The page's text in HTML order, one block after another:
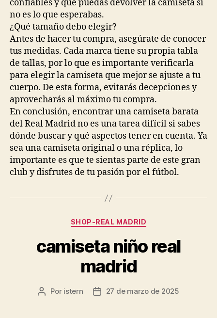
confiables y que puedas devolver la camiseta si
no es lo que esperabas.
¿Qué tamaño debo elegir?
Antes de hacer tu compra, asegúrate de conocer
tus medidas. Cada marca tiene su propia tabla
de tallas, por lo que es importante verificarla
para elegir la camiseta que mejor se ajuste a tu
cuerpo. De esta forma, evitarás decepciones y
aprovecharás al máximo tu compra.
En conclusión, encontrar una camiseta barata
del Real Madrid no es una tarea difícil si sabes
dónde buscar y qué aspectos tener en cuenta. Ya
sea una camiseta original o una réplica, lo
importante es que te sientas parte de este gran
club y disfrutes de tu pasión por el fútbol.
Categorías
SHOP-REAL MADRID
camiseta niño real
madrid
Autor
Por istern
Fecha27 de marzo de 2025